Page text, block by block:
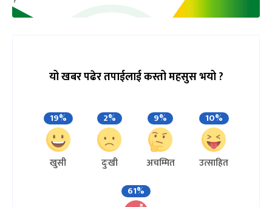
यो खबर पढेर तपाईलाई कस्तो महसुस भयो ?
19%
खुसी
2%
दुःखी
9%
अचम्मित
10%
उत्साहित
61%